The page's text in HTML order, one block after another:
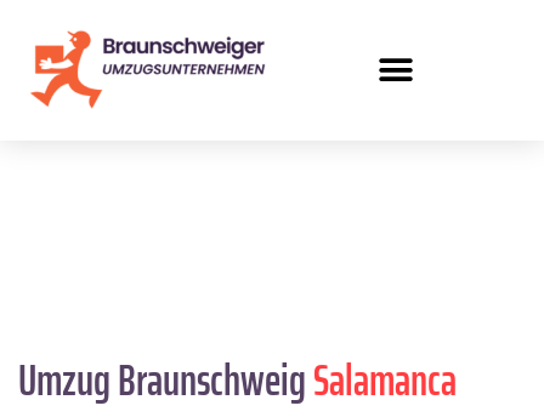
Umzug BraunschweigSalamanca